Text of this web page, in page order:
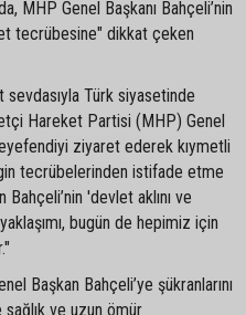
MHP Genel Başkanı Bahçeli’nin
tecrübesine" dikkat çeken
Türk siyasetinde
Hareket Partisi (MHP) Genel
ziyaret ederek kıymetli
tecrübelerinden istifade etme
'devlet aklını ve
bugün de hepimiz için
Başkan Bahçeli’ye şükranlarını
sağlık ve uzun ömür